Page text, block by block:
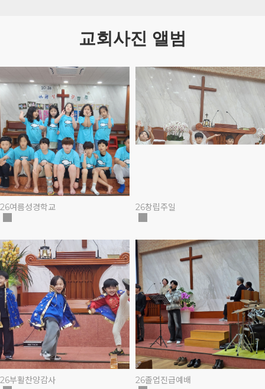
교회사진 앨범
26여름성경학교 26창립주일
26부활찬양감사 26졸업진급예배